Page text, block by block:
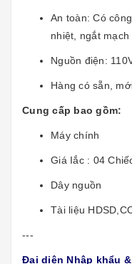
An toàn: Có
nhiệt, ngắt mạch
Nguồn điện:
Hàng có sẵn,
Cung cấp bao gồm:
Máy chính
Giá Iắc : 04
Dây nguồn
Tài liệu
---
Đại diện Nhập khẩu